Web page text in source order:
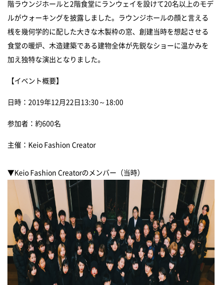
階ラウンジホールと 2 階食堂にランウェイを設けて20名以上のモデ
ルがウォーキングを披露しました。ラウンジホールの顔と言える
桟を幾何学的に配した大きな木製枠の窓、創建当時を想起させる
食堂の暖炉、木造建築である建物全体が先鋭なショーに温かみを
加え独特な演出となりました。
【イベント概要】
日時：2019年12 月 22 日 13:30 ～ 18:00
参加者：約600名
主催： Keio Fashion Creator
▼Keio Fashion Creatorのメンバー（当時）